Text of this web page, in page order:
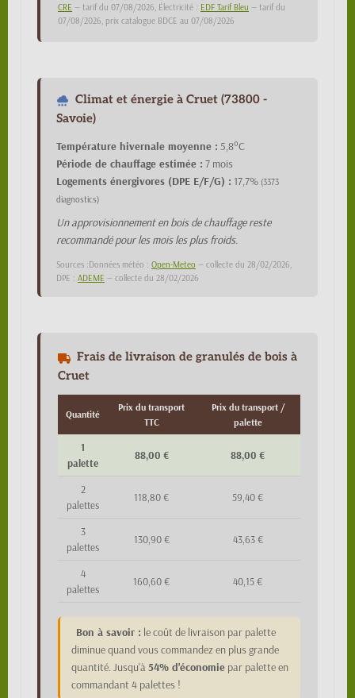
CRE — tarif du 07/08/2026, Électricité : EDF Tarif Bleu — tarif du
07/08/2026, prix catalogue BDCE au 07/08/2026
Climat et énergie à Cruet (73800 -
Savoie)
Température hivernale moyenne : 5,8°C
Période de chauffage estimée : 7 mois
Logements énergivores (DPE E/F/G) : 17,7% (3373
diagnostics)
Un approvisionnement en bois de chauffage reste
recommandé pour les mois les plus froids.
Sources :Données météo : Open-Meteo — collecte du 28/02/2026,
DPE : ADEME — collecte du 28/02/2026
Frais de livraison de granulés de bois à
Cruet
Quantité
Prix du transport
TTC
Prix du transport /
palette
1
palette
88,00 € 88,00 €
2
palettes
118,80 € 59,40 €
3
palettes
130,90 € 43,63 €
4
palettes
160,60 € 40,15 €
Bon à savoir : le coût de livraison par palette
diminue quand vous commandez en plus grande
quantité. Jusqu'à54% d'économie par palette en
commandant 4 palettes !